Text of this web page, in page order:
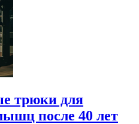
трюки для
после 40 лет